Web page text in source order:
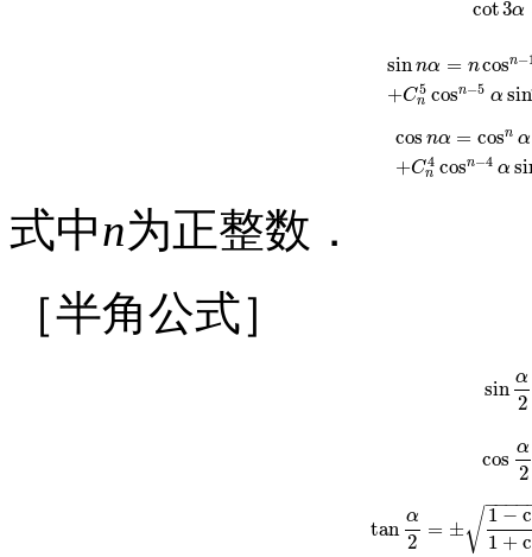
cot3α
cot3α=
sinnα = ncosn−
+C5
n cosn−5 α sin
α= n−
cos nα = cosn α
+C4
n cosn−4 α
α α−
式中n为正整数．
［半角公式］
sin
α
2
cos
α
2
tan
α
2
= ±
1 −
1 +
−−−−
√
tan α2=±1 − cosα1